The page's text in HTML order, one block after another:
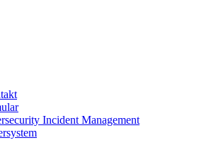
Incident Management